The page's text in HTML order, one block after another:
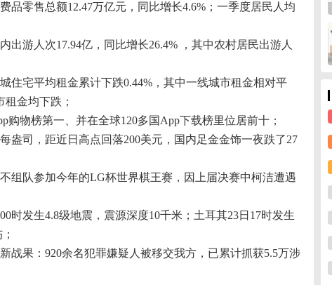
品零售总额12.47万亿元，同比增长4.6%；一季度居民人均
出游人次17.94亿，同比增长26.4% ，其中农村居民出游人
住宅平均租金累计下跌0.44%，其中一线城市租金相对平
金均下跌；
购物榜第一、并在全球120多国App下载榜里位居前十；
盎司，距近日高点回落200美元，国内足金金饰一夜跌了27
组队参加今年的LG杯世界棋王赛，因上届决赛中柯洁遭遇
时发生4.8级地震，震源深度10千米；土耳其23日17时发生
战果：920余名犯罪嫌疑人被移交我方，已累计抓获5.5万涉